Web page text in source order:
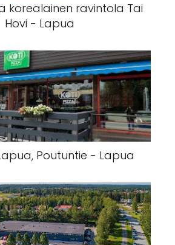
korealainen ravintola Tai
Hovi - Lapua
Poutuntie - Lapua